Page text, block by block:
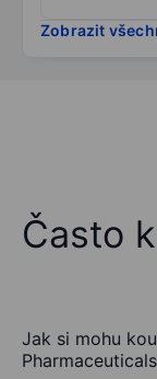
Zobrazit
Často
Jak si mohu